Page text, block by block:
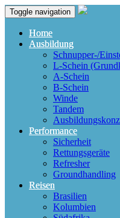
Toggle navigation
Home
Ausbildung
Schnupper-/
L-Schein
A-Schein
B-Schein
Winde
Tandem
Performance
Sicherheit
Rettungsgeräte
Refresher
Groundhandling
Reisen
Brasilien
Kolumbien